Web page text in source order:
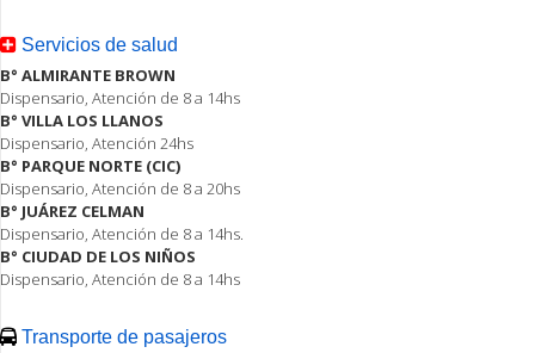
Servicios de salud
B° ALMIRANTE BROWN
Dispensario, Atención de 8 a 14hs
B° VILLA LOS LLANOS
Dispensario, Atención 24hs
B° PARQUE NORTE (CIC)
Dispensario, Atención de 8 a 20hs
B° JUÁREZ CELMAN
Dispensario, Atención de 8 a 14hs.
B° CIUDAD DE LOS NIÑOS
Dispensario, Atención de 8 a 14hs
Transporte de pasajeros